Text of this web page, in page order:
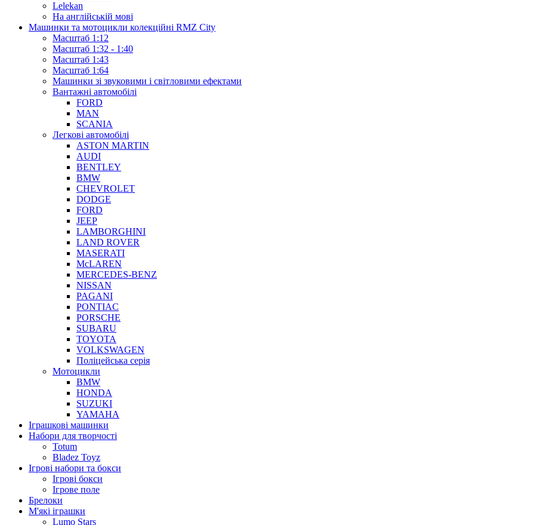
Lelekan
На англійській мові
Машинки та мотоцикли колекційні RMZ City
Масштаб 1:12
Масштаб 1:32 - 1:40
Масштаб 1:43
Масштаб 1:64
Машинки зі звуковими і світловими ефектами
Вантажні автомобілі
FORD
MAN
SCANIA
Легкові автомобілі
ASTON MARTIN
AUDI
BENTLEY
BMW
CHEVROLET
DODGE
FORD
JEEP
LAMBORGHINI
LAND ROVER
MASERATI
McLAREN
MERCEDES-BENZ
NISSAN
PAGANI
PONTIAC
PORSCHE
SUBARU
TOYOTA
VOLKSWAGEN
Поліцейська серія
Мотоцикли
BMW
HONDA
SUZUKI
YAMAHA
Іграшкові машинки
Набори для творчості
Totum
Bladez Toyz
Ігрові набори та бокси
Ігрові бокси
Ігрове поле
Брелоки
М'які іграшки
Lumo Stars